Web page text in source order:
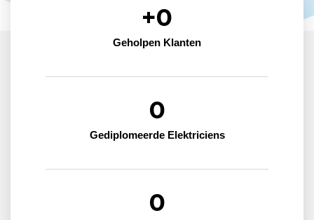
Geholpen Klanten
+0
Gediplomeerde Elektriciens
0
0